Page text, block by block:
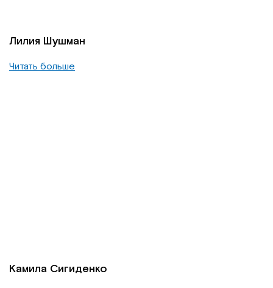
Лилия Шушман
Читать больше
Камила Сигиденко